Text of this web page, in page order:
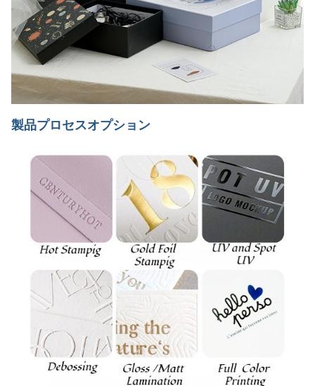
製品プロセスオプション